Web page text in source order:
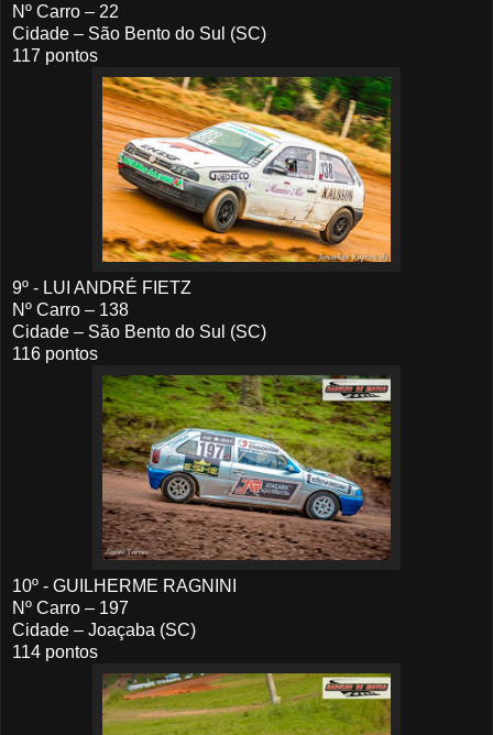
Nº Carro – 22
Cidade – São Bento do Sul (SC)
117 pontos
9º - LUI ANDRÉ FIETZ
Nº Carro – 138
Cidade – São Bento do Sul (SC)
116 pontos
10º - GUILHERME RAGNINI
Nº Carro – 197
Cidade – Joaçaba (SC)
114 pontos